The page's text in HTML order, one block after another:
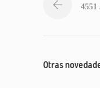
4551
Otras